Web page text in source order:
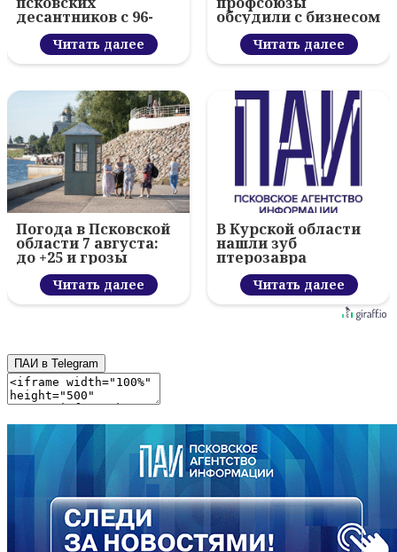
десантников с 96-
летием ВДВ и
вручил награды
Читать далее
обсудили с бизнесом
новый цифровой
проектЧитать далее
Погода в Псковской
области 7 августа:
до +25 и грозы
Читать далее
В Курской области
нашли зуб
птерозавра
Читать далее
ПАИ в Telegram